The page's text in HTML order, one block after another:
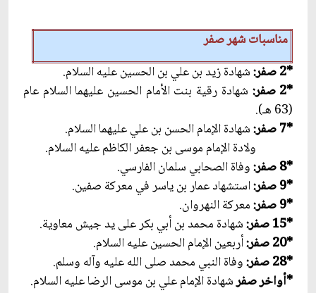
مناسبات شهر صفر
*2 صفر:
شهادة زيد بن علي بن الحسين عليه السلام.
*2 صفر:
شهادة رقية بنت الأمام الحسين عليهما السلام عام
(63 هـ).
*7 صفر:
شهادة الإمام الحسن بن علي عليهما السلام.
ولادة الإمام موسى بن جعفر الكاظم عليه السلام.
*8 صفر:
وفاة الصحابي سلمان الفارسي.
*9 صفر:
استشهاد عمار بن ياسر في معركة صفين.
*9 صفر:
معركة النهروان.
*15 صفر:
شهادة محمد بن أبي بكر على يد جيش معاوية.
*20 صفر:
أربعين الإمام الحسين عليه السلام.
*28 صفر:
وفاة النبي محمد صلى الله عليه وآله وسلم.
*أواخر صفرشهادة الإمام علي بن موسى الرضا عليه السلام.